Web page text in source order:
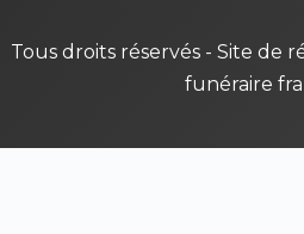
Tous droits réservés - Site de
funéraire